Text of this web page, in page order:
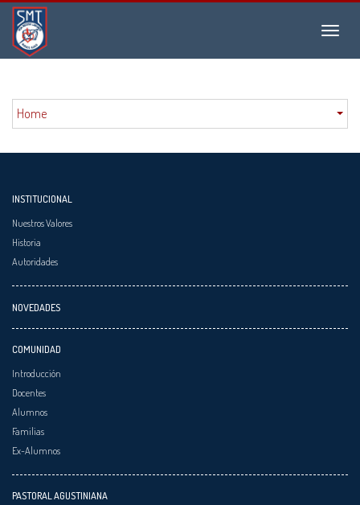
Menu
Instituto
San
Martín
ToursHome
INSTITUCIONAL
Nuestros Valores
Historia
Autoridades
NOVEDADES
COMUNIDAD
Introducción
Docentes
Alumnos
Familias
Ex-Alumnos
PASTORAL AGUSTINIANA